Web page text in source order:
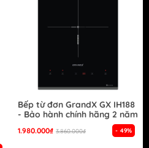
- 49%
Bếp từ đơn GrandX GX IH188
- Bảo hành chính hãng 2 năm
1.980.000₫ 3.860.000₫